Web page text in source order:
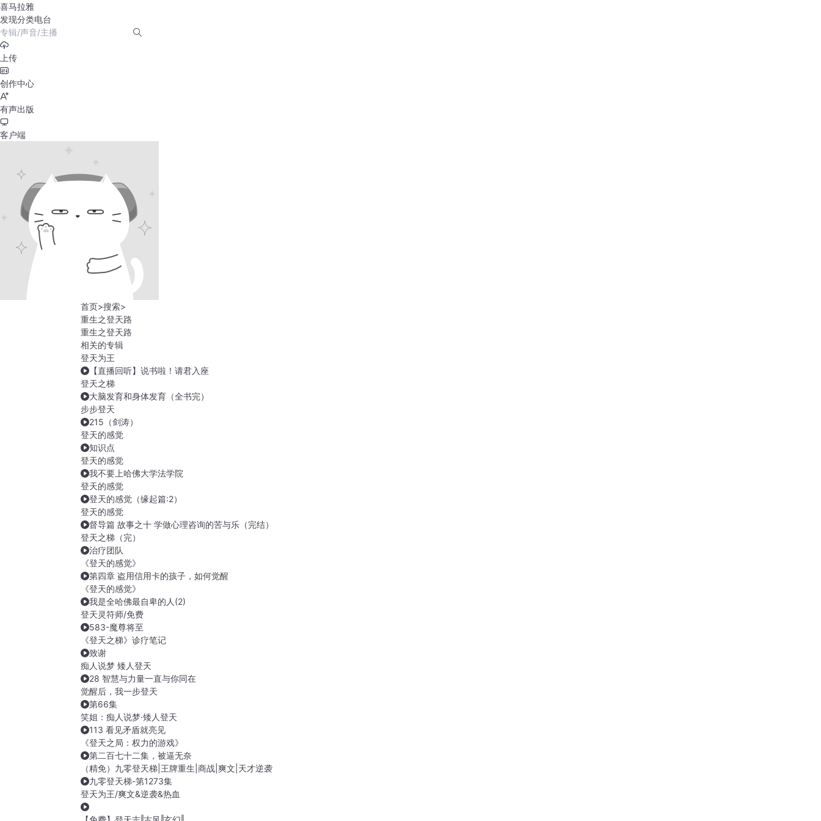
喜马拉雅
发现分类电台
上传
创作中心
有声出版
客户端
首页>搜索>
重生之登天路
重生之登天路
相关的专辑
登天为王
【直播回听】说书啦！请君入座
登天之梯
大脑发育和身体发育（全书完）
步步登天
215（剑涛）
登天的感觉
知识点
登天的感觉
我不要上哈佛大学法学院
登天的感觉
登天的感觉（缘起篇:2）
登天的感觉
督导篇 故事之十 学做心理咨询的苦与乐（完结）
登天之梯（完）
治疗团队
《登天的感觉》
第四章 盗用信用卡的孩子，如何觉醒
《登天的感觉》
我是全哈佛最自卑的人(2)
登天灵符师/免费
583-魔尊将至
《登天之梯》诊疗笔记
致谢
痴人说梦 矮人登天
28 智慧与力量一直与你同在
觉醒后，我一步登天
第66集
笑姐：痴人说梦·矮人登天
113 看见矛盾就亮见
《登天之局：权力的游戏》
第二百七十二集，被逼无奈
（精免）九零登天梯|王牌重生|商战|爽文|天才逆袭
九零登天梯-第1273集
登天为王/爽文&逆袭&热血